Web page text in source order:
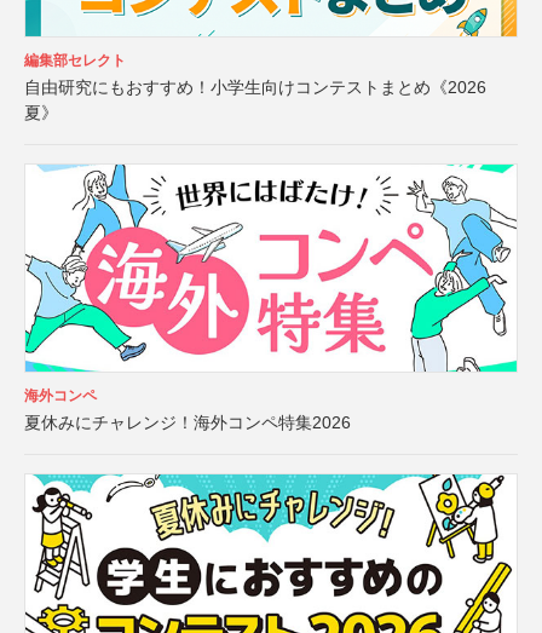
編集部セレクト
自由研究にもおすすめ！小学生向けコンテストまとめ《2026
夏》
海外コンペ
夏休みにチャレンジ！海外コンペ特集2026